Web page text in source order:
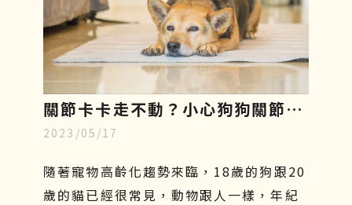
關節卡卡走不動？小心狗狗關節
炎，了解症狀、幹細胞再生療法至
飲食指南
2023/05/17
隨著寵物高齡化趨勢來臨，18歲的狗跟20
歲的貓已經很常見，動物跟人一樣，年紀